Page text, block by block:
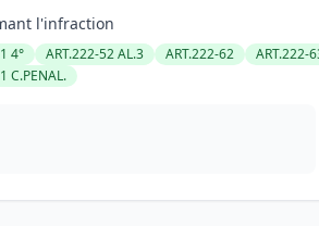
l'infraction
4° ART.222-52 AL.3 ART.222-62 ART.222-
C.PENAL.